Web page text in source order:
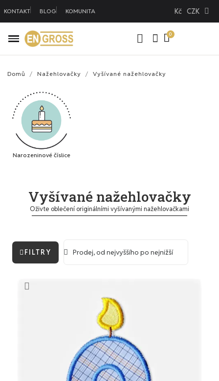
KONTAKT BLOG KOMUNITA Kč CZK
Domů Nažehlovačky Vyšívané nažehlovačky
Narozeninové číslice
Vyšívané nažehlovačky
Oživte oblečení originálními vyšívanými nažehlovačkami
FILTRY